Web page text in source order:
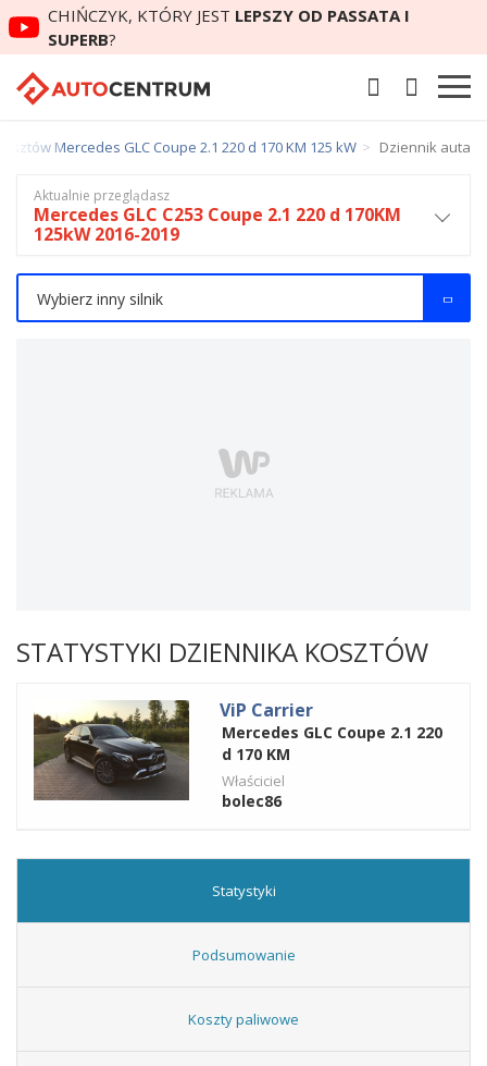
CHIŃCZYK, KTÓRY JEST LEPSZY OD PASSATA I
SUPERB?
Mercedes GLC Coupe 2.1 220 d 170 KM 125 kW Dziennik auta
STATYSTYKI DZIENNIKA KOSZTÓW
ViP Carrier
Mercedes GLC Coupe 2.1 220
d 170 KM
Właściciel
bolec86
Statystyki
Podsumowanie
Koszty paliwowe
Aktualnie przeglądasz
Mercedes GLC C253 Coupe 2.1 220 d 170KM
125kW 2016-2019
Wybierz inny silnik